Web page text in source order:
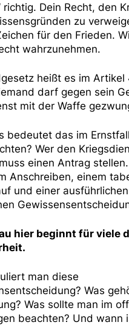
richtig. Dein Recht, den
zu
für den Frieden.
wahrzunehmen.
heißt es im Artikel
darf gegen sein
mit der Waffe
bedeutet das im
Wer den
einen Antrag
Anschreiben, einem
und einer
hier beginnt für viele
man diese
Was
Was sollte man im
beachten? Und wann